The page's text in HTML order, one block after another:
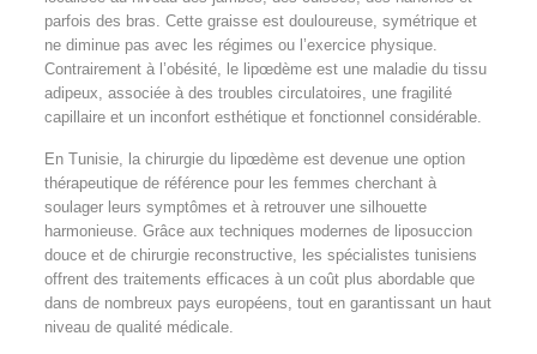
parfois des bras. Cette graisse est douloureuse, symétrique et
ne diminue pas avec les régimes ou l’exercice physique.
Contrairement à l’obésité, le lipœdème est une maladie du tissu
adipeux, associée à des troubles circulatoires, une fragilité
capillaire et un inconfort esthétique et fonctionnel considérable.
En Tunisie, la chirurgie du lipœdème est devenue une option
thérapeutique de référence pour les femmes cherchant à
soulager leurs symptômes et à retrouver une silhouette
harmonieuse. Grâce aux techniques modernes de liposuccion
douce et de chirurgie reconstructive, les spécialistes tunisiens
offrent des traitements efficaces à un coût plus abordable que
dans de nombreux pays européens, tout en garantissant un haut
niveau de qualité médicale.